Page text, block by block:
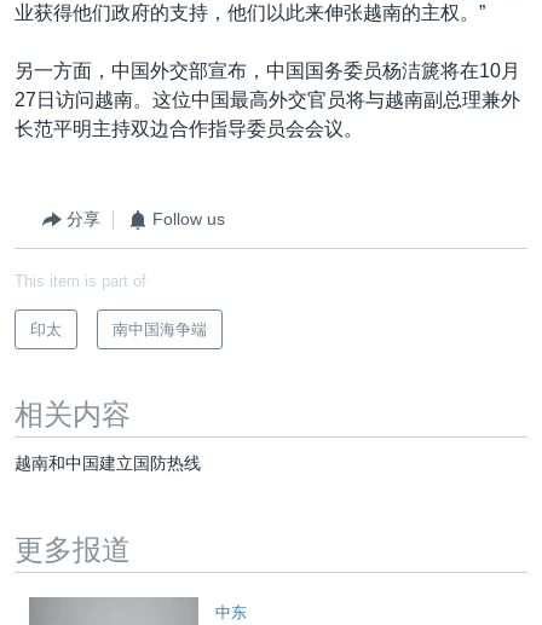
业获得他们政府的支持，他们以此来伸张越南的主权。”
另一方面，中国外交部宣布，中国国务委员杨洁篪将在10月
27日访问越南。这位中国最高外交官员将与越南副总理兼外
长范平明主持双边合作指导委员会会议。
分享 Follow us
This item is part of
印太 南中国海争端
相关内容
越南和中国建立国防热线
更多报道
中东